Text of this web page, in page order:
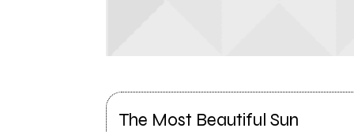
The Most Beautiful Sun